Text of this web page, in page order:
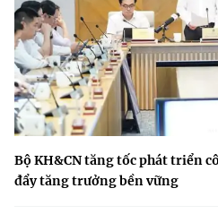
Bộ KH&CN tăng tốc phát triển
đẩy tăng trưởng bền vững